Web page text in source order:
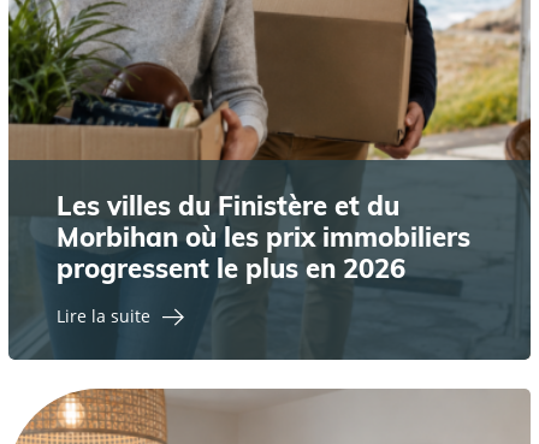
Les villes du Finistère et du
Morbihan où les prix immobiliers
progressent le plus en 2026
Lire la suite